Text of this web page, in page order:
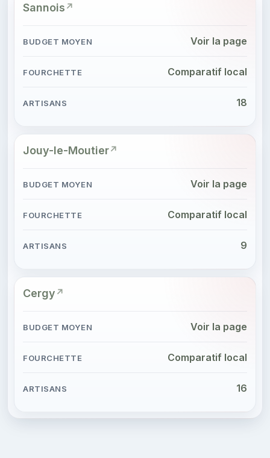
Sannois
Voir la page
Comparatif local
18
Jouy-le-Moutier
Voir la page
Comparatif local
9
Cergy
Voir la page
Comparatif local
16